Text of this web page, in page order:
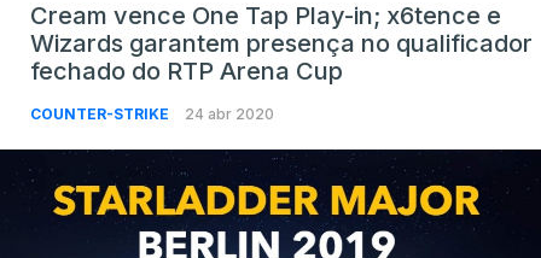
Cream vence One Tap Play-in; x6tence e
Wizards garantem presença no qualificador
fechado do RTP Arena Cup
COUNTER-STRIKE 24 abr 2020